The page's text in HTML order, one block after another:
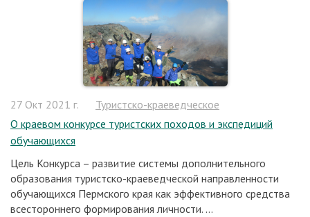
27 Окт 2021 г.
Туристско-краеведческое
О краевом конкурсе туристских походов и экспедиций
обучающихся
Цель Конкурса – развитие системы дополнительного
образования туристско-краеведческой направленности
обучающихся Пермского края как эффективного средства
всестороннего формирования личности. ...